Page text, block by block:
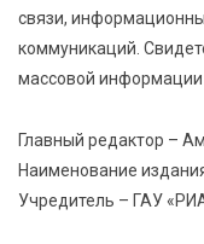
связи,
коммуникаций.
массовой
Главный редактор –
Наименование
Учредитель – ГАУ